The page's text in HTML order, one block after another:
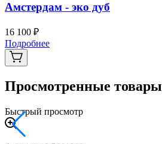
Амстердам - эко дуб
16 100 ₽
Подробнее
Просмотренные товары
Быстрый просмотр